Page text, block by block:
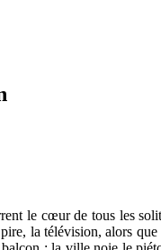
le cœur de tous les
la télévision, alors